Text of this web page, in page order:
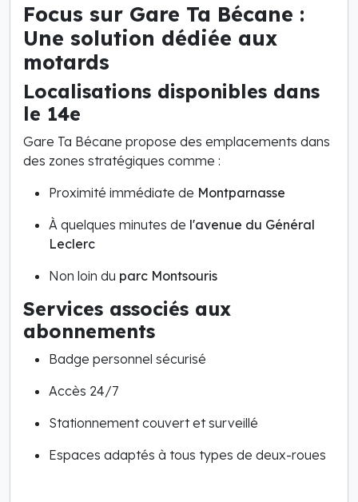
Focus sur Gare Ta Bécane :
Une solution dédiée aux
motards
Localisations disponibles dans
le 14e
Gare Ta Bécane propose des emplacements dans
des zones stratégiques comme :
Proximité immédiate de Montparnasse
À quelques minutes de l'avenue du Général
Leclerc
Non loin du parc Montsouris
Services associés aux
abonnements
Badge personnel sécurisé
Accès 24/7
Stationnement couvert et surveillé
Espaces adaptés à tous types de deux-roues